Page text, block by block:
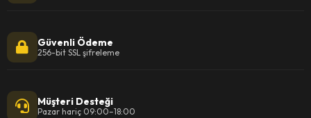
Güvenli Ödeme
256-bit SSL şifreleme
Müşteri Desteği
Pazar hariç 09:00–18:00